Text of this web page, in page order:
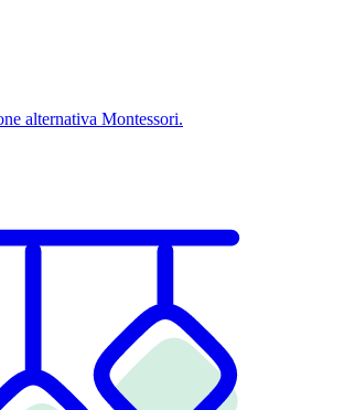
alternativa Montessori.